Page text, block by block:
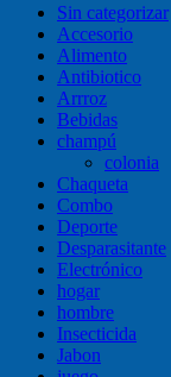
Sin categorizar
Accesorio
Alimento
Antibiotico
Arrroz
Bebidas
champú
colonia
Chaqueta
Combo
Deporte
Desparasitante
Electrónico
hogar
hombre
Insecticida
Jabon